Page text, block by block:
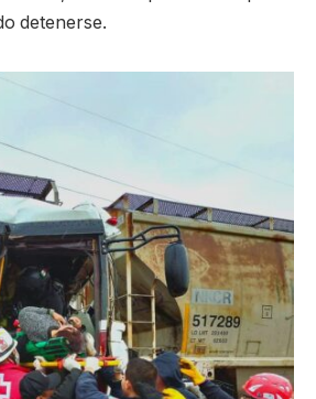
detenerse.